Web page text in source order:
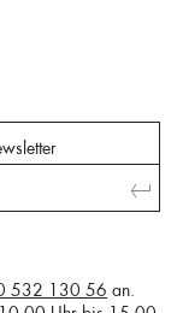
532 130 56 an.